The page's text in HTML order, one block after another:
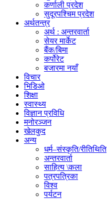
कर्णाली प्रदेश
सुदूरपश्चिम प्रदेश
अर्थतन्त्र
अर्थ : अन्तरवार्ता
सेयर मार्केट
बैंक/बिमा
कर्पोरेट
बजारमा नयाँ
विचार
भिडिओ
शिक्षा
स्वास्थ्य
विज्ञान प्रविधि
मनोरञ्जन
खेलकुद
अन्य
धर्म–संस्कृति/रीतिथिति
अन्तरवार्ता
साहित्य \कला
पत्रपत्रिका
विश्व
पर्यटन